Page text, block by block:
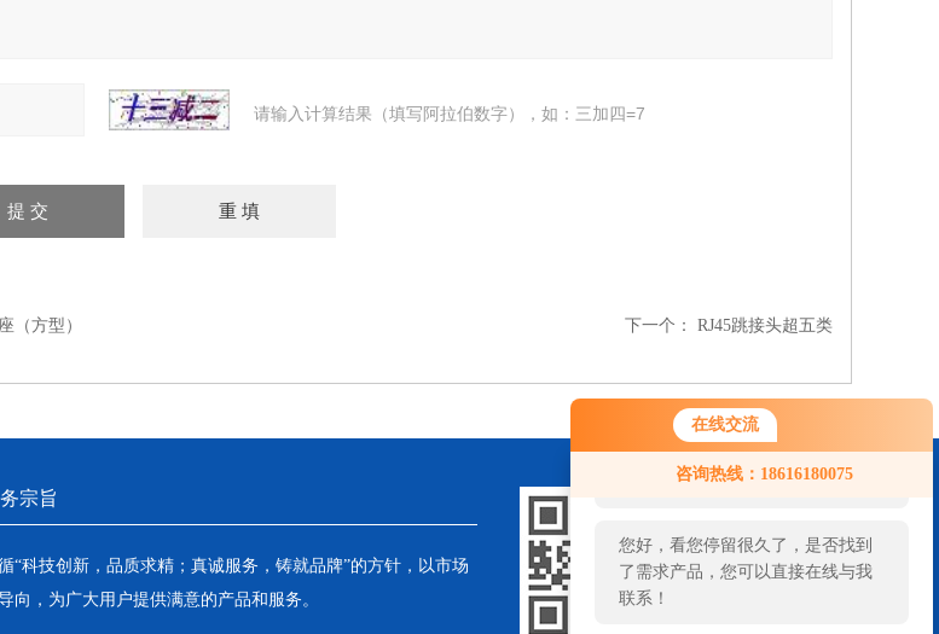
在线交流
咨询热线：18616180075
您好！欢迎前来咨询，很高兴为您
服务，请问您要咨询什么问题呢？
您好，看您停留很久了，是否找到
了需求产品，您可以直接在线与我
联系！
请输入计算结果（填写阿拉伯数字），如：三加四=7
（方型） 下一个： RJ45跳接头超五类
宗旨
“科技创新，品质求精；真诚服务，铸就品牌”的方针，以市场
向，为广大用户提供满意的产品和服务。